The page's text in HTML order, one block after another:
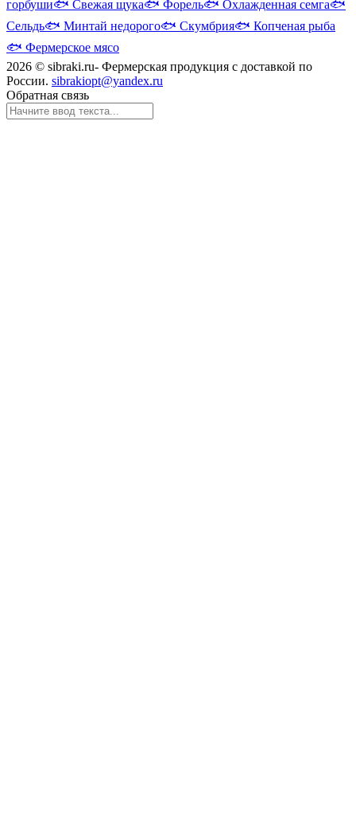
горбуши🐟 Свежая щука🐟 Форель🐟 Охлажденная семга🐟
Сельдь🐟 Минтай недорого🐟 Скумбрия🐟 Копченая рыба
🐟 Фермерское мясо
2026 © sibraki.ru- Фермерская продукция с доставкой по
России. sibrakiopt@yandex.ru
Обратная связь